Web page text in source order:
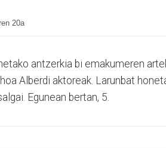
20a
antzerkia bi emakumeren
Alberdi aktoreak. Larunbat
Egunean bertan, 5.